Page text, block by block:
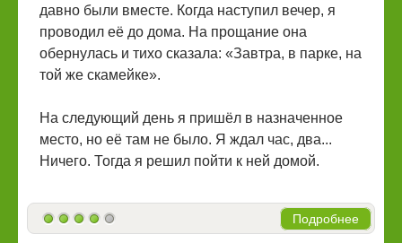
давно были вместе. Когда наступил вечер, я
проводил её до дома. На прощание она
обернулась и тихо сказала: «Завтра, в парке, на
той же скамейке».
На следующий день я пришёл в назначенное
место, но её там не было. Я ждал час, два...
Ничего. Тогда я решил пойти к ней домой.
Подробнее